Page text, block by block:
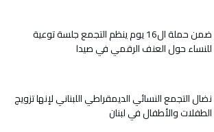
ضمن حملة ال16 يوم ينظم التجمع جلسة توعية
للنساء حول العنف الرقمي في صيدا
نضال التجمع النسائي الديمقراطي اللبناني لإنها تزويج
الطفلات والأطفال في لبنان